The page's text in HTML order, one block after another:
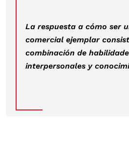
La respuesta a cómo ser
comercial ejemplar
combinación de
interpersonales y